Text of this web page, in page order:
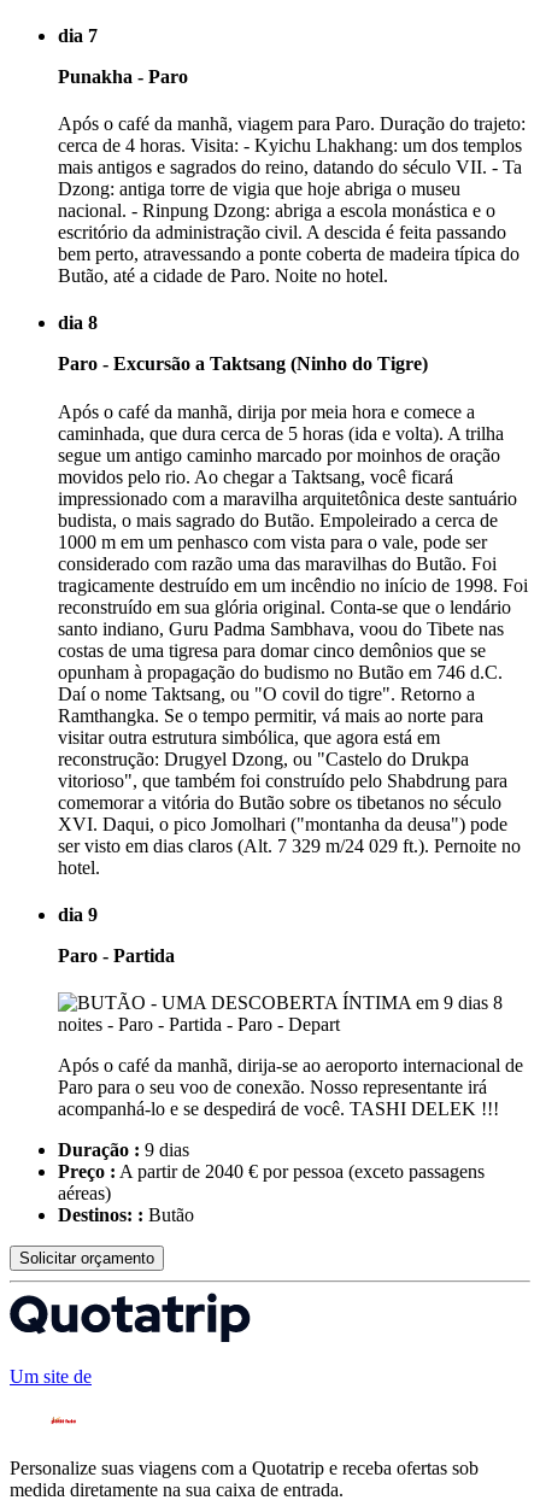
dia 7
Punakha - Paro
Após o café da manhã, viagem para Paro. Duração do trajeto:
cerca de 4 horas. Visita: - Kyichu Lhakhang: um dos templos
mais antigos e sagrados do reino, datando do século VII. - Ta
Dzong: antiga torre de vigia que hoje abriga o museu
nacional. - Rinpung Dzong: abriga a escola monástica e o
escritório da administração civil. A descida é feita passando
bem perto, atravessando a ponte coberta de madeira típica do
Butão, até a cidade de Paro. Noite no hotel.
dia 8
Paro - Excursão a Taktsang (Ninho do Tigre)
Após o café da manhã, dirija por meia hora e comece a
caminhada, que dura cerca de 5 horas (ida e volta). A trilha
segue um antigo caminho marcado por moinhos de oração
movidos pelo rio. Ao chegar a Taktsang, você ficará
impressionado com a maravilha arquitetônica deste santuário
budista, o mais sagrado do Butão. Empoleirado a cerca de
1000 m em um penhasco com vista para o vale, pode ser
considerado com razão uma das maravilhas do Butão. Foi
tragicamente destruído em um incêndio no início de 1998. Foi
reconstruído em sua glória original. Conta-se que o lendário
santo indiano, Guru Padma Sambhava, voou do Tibete nas
costas de uma tigresa para domar cinco demônios que se
opunham à propagação do budismo no Butão em 746 d.C.
Daí o nome Taktsang, ou "O covil do tigre". Retorno a
Ramthangka. Se o tempo permitir, vá mais ao norte para
visitar outra estrutura simbólica, que agora está em
reconstrução: Drugyel Dzong, ou "Castelo do Drukpa
vitorioso", que também foi construído pelo Shabdrung para
comemorar a vitória do Butão sobre os tibetanos no século
XVI. Daqui, o pico Jomolhari ("montanha da deusa") pode
ser visto em dias claros (Alt. 7 329 m/24 029 ft.). Pernoite no
hotel.
dia 9
Paro - Partida
Após o café da manhã, dirija-se ao aeroporto internacional de
Paro para o seu voo de conexão. Nosso representante irá
acompanhá-lo e se despedirá de você. TASHI DELEK !!!
Duração : 9 dias
Preço : A partir de 2040 € por pessoa (exceto passagens
aéreas)
Destinos: : Butão
Solicitar orçamento
Um site de
Personalize suas viagens com a Quotatrip e receba ofertas sob
medida diretamente na sua caixa de entrada.